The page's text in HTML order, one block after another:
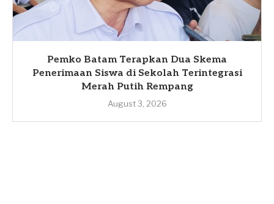
Pemko Batam Terapkan Dua Skema
Penerimaan Siswa di Sekolah Terintegrasi
Merah Putih Rempang
August 3, 2026